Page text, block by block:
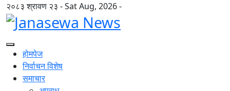
२०८३ श्रावण २३ - Sat Aug, 2026 -
होमपेज
निर्वाचन विशेष
समाचार